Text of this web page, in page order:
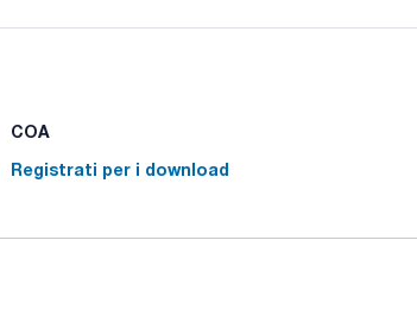
clinici, utilizzando i metodi Kirby-Bauer ed Ericsson.
COA
Registrati per i download